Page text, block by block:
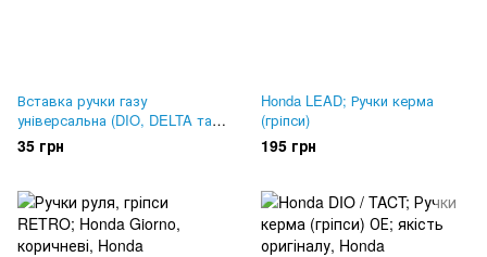
Вставка ручки газу
універсальна (DIO, DELTA та
інші)
35 грн
Honda LEAD; Ручки керма
(гріпси)
195 грн